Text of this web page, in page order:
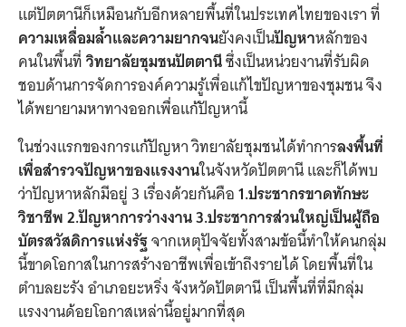
แต่ปัตตานีก็เหมือนกับอีกหลายพื้นที่ในประเทศไทยของเรา ที่
ความเหลื่อมล้ำและความยากจนยังคงเป็นปัญหาหลักของ
คนในพื้นที่วิทยาลัยชุมชนปัตตานีซึ่งเป็นหน่วยงานที่รับผิด
ชอบด้านการจัดการองค์ความรู้เพื่อแก้ไขปัญหาของชุมชน จึง
ได้พยายามหาทางออกเพื่อแก้ปัญหานี้
ในช่วงแรกของการแก้ปัญหา วิทยาลัยชุมชนได้ทำการลงพื้นที่
เพื่อสำรวจปัญหาของแรงงานในจังหวัดปัตตานี และก็ได้พบ
ว่าปัญหาหลักมีอยู่ 3 เรื่องด้วยกันคือ1.ประชากรขาดทักษะ
วิชาชีพ 2.ปัญหาการว่างงาน 3.ประชาการส่วนใหญ่เป็นผู้ถือ
บัตรสวัสดิการแห่งรัฐจากเหตุปัจจัยทั้งสามข้อนี้ทำให้คนกลุ่ม
นี้ขาดโอกาสในการสร้างอาชีพเพื่อเข้าถึงรายได้ โดยพื้นที่ใน
ตำบลยะรัง อำเภอยะหริ่ง จังหวัดปัตตานี เป็นพื้นที่ที่มีกลุ่ม
แรงงานด้อยโอกาสเหล่านี้อยู่มากที่สุด